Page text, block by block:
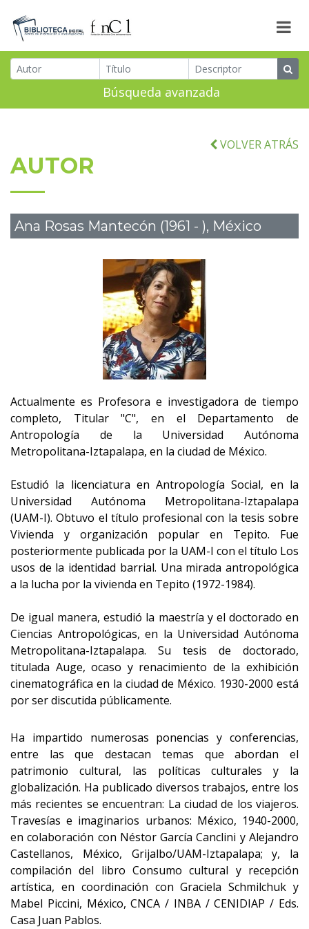
Búsqueda avanzada
VOLVER ATRÁS
AUTOR
Ana Rosas Mantecón (1961 - ), México
Actualmente es Profesora e investigadora de tiempo
completo, Titular "C", en el Departamento de
Antropología de la Universidad Autónoma
Metropolitana-Iztapalapa, en la ciudad de México.
Estudió la licenciatura en Antropología Social, en la
Universidad Autónoma Metropolitana-Iztapalapa
(UAM-I). Obtuvo el título profesional con la tesis sobre
Vivienda y organización popular en Tepito. Fue
posteriormente publicada por la UAM-I con el título Los
usos de la identidad barrial. Una mirada antropológica
a la lucha por la vivienda en Tepito (1972-1984).
De igual manera, estudió la maestría y el doctorado en
Ciencias Antropológicas, en la Universidad Autónoma
Metropolitana-Iztapalapa. Su tesis de doctorado,
titulada Auge, ocaso y renacimiento de la exhibición
cinematográfica en la ciudad de México. 1930-2000 está
por ser discutida públicamente.
Ha impartido numerosas ponencias y conferencias,
entre las que destacan temas que abordan el
patrimonio cultural, las políticas culturales y la
globalización. Ha publicado diversos trabajos, entre los
más recientes se encuentran: La ciudad de los viajeros.
Travesías e imaginarios urbanos: México, 1940-2000,
en colaboración con Néstor García Canclini y Alejandro
Castellanos, México, Grijalbo/UAM-Iztapalapa; y, la
compilación del libro Consumo cultural y recepción
artística, en coordinación con Graciela Schmilchuk y
Mabel Piccini, México, CNCA / INBA / CENIDIAP / Eds.
Casa Juan Pablos.